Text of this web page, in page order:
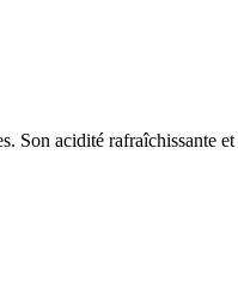
Son acidité